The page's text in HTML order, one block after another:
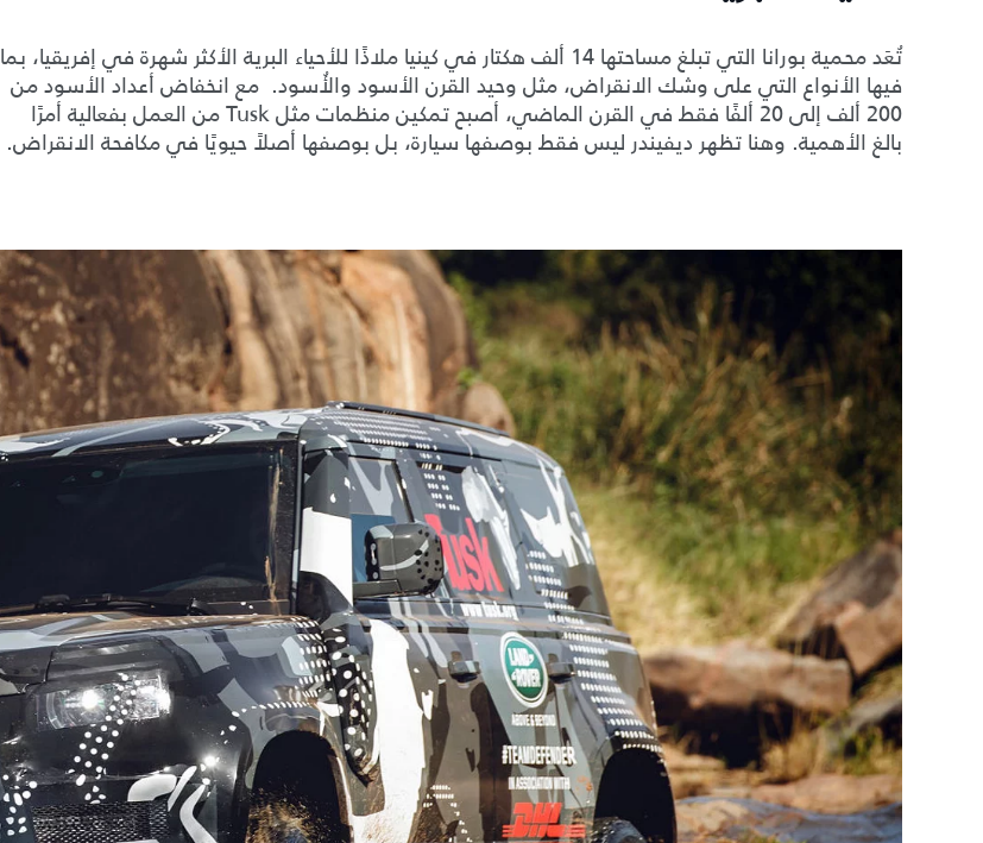
تُعَد محمية بورانا التي تبلغ مساحتها 14 ألف هكتار في كينيا ملاذًا للأحياء البرية الأكثر شهرة في إفريقيا، بما
فيها الأنواع التي على وشك الانقراض، مثل وحيد القرن الأسود والأُسود. مع انخفاض أعداد الأسود من
200 ألف إلى 20 ألفًا فقط في القرن الماضي، أصبح تمكين منظمات مثل Tusk من العمل بفعالية أمرًا
بالغ الأهمية. وهنا تظهر ديفيندر ليس فقط بوصفها سيارة، بل بوصفها أصلاً حيويًا في مكافحة الانقراض.